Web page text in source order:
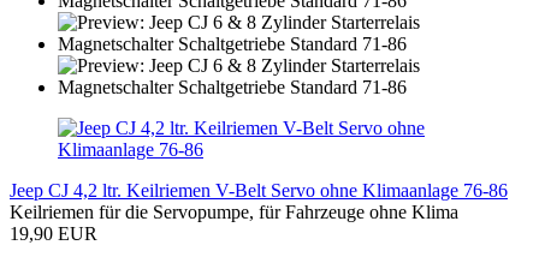
Jeep CJ 4,2 ltr. Keilriemen V-Belt Servo ohne Klimaanlage 76-86
Keilriemen für die Servopumpe, für Fahrzeuge ohne Klima
19,90 EUR